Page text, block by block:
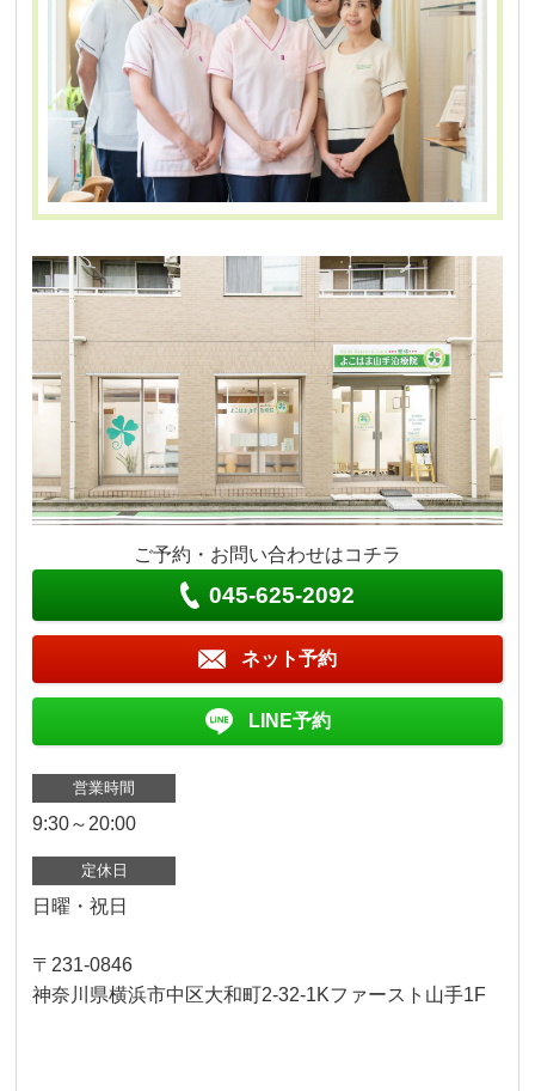
ご予約・お問い合わせはコチラ
045-625-2092
ネット予約
LINE予約
営業時間
9:30～20:00
定休日
日曜・祝日
〒231-0846
神奈川県横浜市中区大和町2-32-1Kファースト山手1F